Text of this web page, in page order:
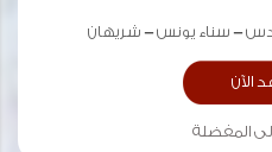
سناء يونس شريهان
الآن
المفضلة